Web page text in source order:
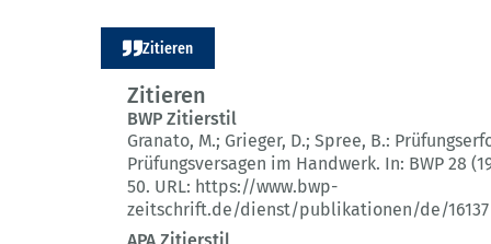
Zitieren
Zitieren
BWP Zitierstil
Granato, M.; Grieger, D.; Spree, B.:
Prüfungsversagen im Handwerk. In: BWP 28
50. URL: https://www.bwp-
zeitschrift.de/dienst/publikationen/de/16137